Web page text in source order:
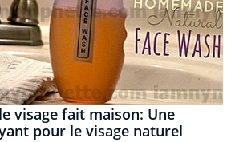
visage fait maison: Une
pour le visage naturel